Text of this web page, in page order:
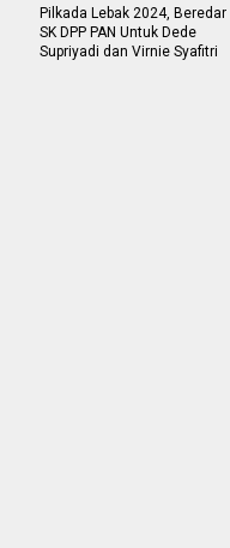
Pilkada Lebak 2024, Beredar
SK DPP PAN Untuk Dede
Supriyadi dan Virnie Syafitri